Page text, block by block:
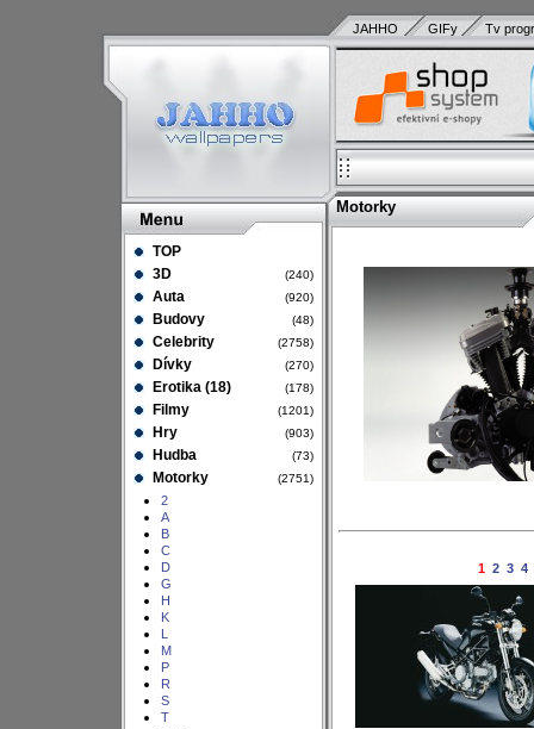
TOP
3D
(240)
Auta (920)
Budovy (48)
Celebrity (2758)
Dívky (270)
Erotika (18) (178)
Filmy (1201)
Hry (903)
Hudba (73)
Motorky (2751)
2
A
B
C
D
G
H
K
L
M
P
R
S
T
JAHHO GIFy Tv
Motorky
1 2 3 4